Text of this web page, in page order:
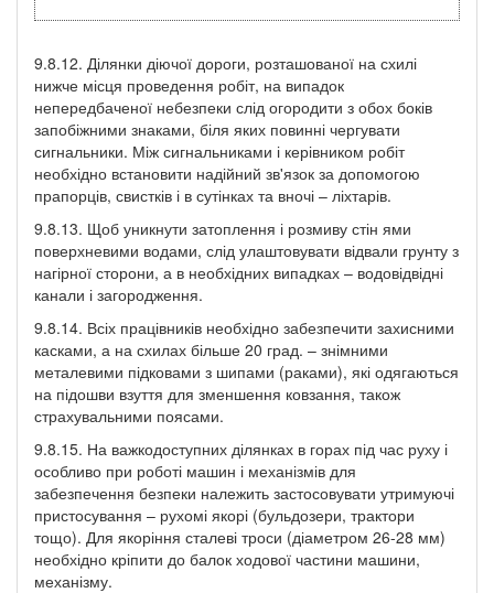
9.8.12. Ділянки діючої дороги, розташованої на схилі
нижче місця проведення робіт, на випадок
непередбаченої небезпеки слід огородити з обох боків
запобіжними знаками, біля яких повинні чергувати
сигнальники. Між сигнальниками і керівником робіт
необхідно встановити надійний зв'язок за допомогою
прапорців, свистків і в сутінках та вночі – ліхтарів.
9.8.13. Щоб уникнути затоплення і розмиву стін ями
поверхневими водами, слід улаштовувати відвали грунту з
нагірної сторони, а в необхідних випадках – водовідвідні
канали і загородження.
9.8.14. Всіх працівників необхідно забезпечити захисними
касками, а на схилах більше 20 град. – знімними
металевими підковами з шипами (раками), які одягаються
на підошви взуття для зменшення ковзання, також
страхувальними поясами.
9.8.15. На важкодоступних ділянках в горах під час руху і
особливо при роботі машин і механізмів для
забезпечення безпеки належить застосовувати утримуючі
пристосування – рухомі якорі (бульдозери, трактори
тощо). Для якоріння сталеві троси (діаметром 26-28 мм)
необхідно кріпити до балок ходової частини машини,
механізму.